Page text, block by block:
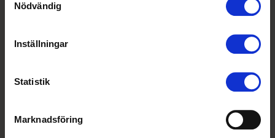
Nödvändig
Inställningar
Statistik
Marknadsföring
Teamet som hjälper dig komma
Kim Palmqvist Filippa Bergnor